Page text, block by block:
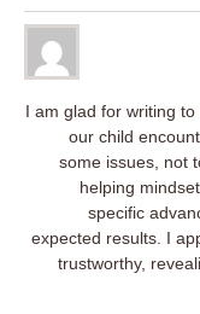
I am glad for writing
our child
some issues, not
helping
specific
expected results. I
trustworthy,